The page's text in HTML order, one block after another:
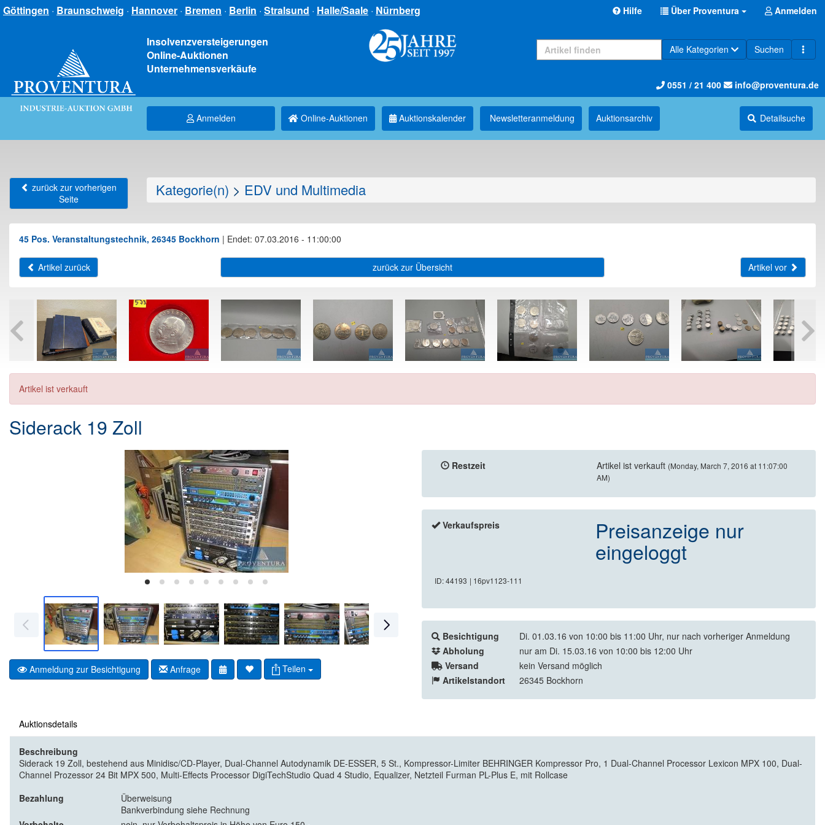
Göttingen · Braunschweig · Hannover · Bremen · Berlin · Stralsund · Halle/Saale · Nürnberg Hilfe Über Proventura Anmelden
Insolvenzversteigerungen
Online-Auktionen
Unternehmensverkäufe
Alle Kategorien Suchen
0551 / 21 400 info@proventura.de
Anmelden Online-Auktionen Auktionskalender Newsletter­anmeldung Auktions­archiv Detailsuche
zurück zur vorherigen
Seite
Kategorie(n) > EDV und Multimedia
45 Pos. Veranstaltungstechnik, 26345 Bockhorn | Endet: 07.03.2016 - 11:00:00
Artikel zurück zurück zur Übersicht Artikel vor
Artikel ist verkauft
Siderack 19 Zoll
Anmeldung zur Besichtigung Anfrage Teilen
Restzeit Artikel ist verkauft (Monday, March 7, 2016 at 11:07:00
AM)
Verkaufspreis Preisanzeige nur
eingeloggt
ID: 44193 | 16pv1123-111
Besichtigung
Di. 01.03.16 von 10:00 bis 11:00 Uhr, nur nach vorheriger Anmeldung
Abholung
nur am Di. 15.03.16 von 10:00 bis 12:00 Uhr
Versand
kein Versand möglich
Artikelstandort
26345 Bockhorn
Auktionsdetails
Beschreibung
Siderack 19 Zoll, bestehend aus Minidisc/CD-Player, Dual-Channel Autodynamik DE-ESSER, 5 St., Kompressor-Limiter BEHRINGER Kompressor Pro, 1 Dual-Channel Processor Lexicon MPX 100, Dual-
Channel Prozessor 24 Bit MPX 500, Multi-Effects Processor DigiTechStudio Quad 4 Studio, Equalizer, Netzteil Furman PL-Plus E, mit Rollcase
Bezahlung
Überweisung
Bankverbindung siehe Rechnung